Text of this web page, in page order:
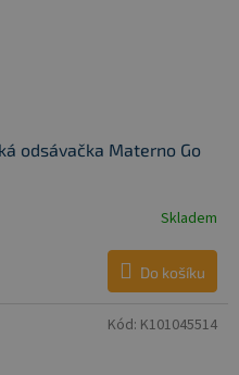
odsávačka Materno Go
Skladem
Do košíku
Kód: K101045514